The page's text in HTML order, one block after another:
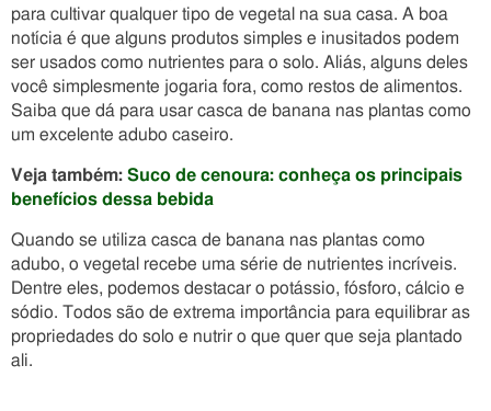
para cultivar qualquer tipo de vegetal na sua casa. A boa
notícia é que alguns produtos simples e inusitados podem
ser usados como nutrientes para o solo. Aliás, alguns deles
você simplesmente jogaria fora, como restos de alimentos.
Saiba que dá para usar casca de banana nas plantas como
um excelente adubo caseiro.
Veja também: Suco de cenoura: conheça os principais
benefícios dessa bebida
Quando se utiliza casca de banana nas plantas como
adubo, o vegetal recebe uma série de nutrientes incríveis.
Dentre eles, podemos destacar o potássio, fósforo, cálcio e
sódio. Todos são de extrema importância para equilibrar as
propriedades do solo e nutrir o que quer que seja plantado
ali.